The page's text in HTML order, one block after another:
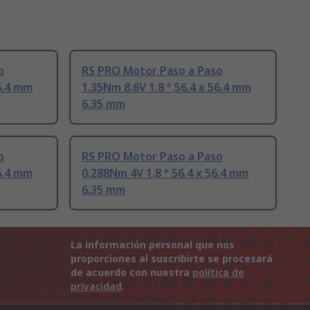
mm
RS PRO Motor Paso a Paso
1.35Nm 8.6V 1.8 ° 56.4 x 56.4 mm
6.35 mm
mm
RS PRO Motor Paso a Paso
0.288Nm 4V 1.8 ° 56.4 x 56.4 mm
6.35 mm
La información personal que nos
proporciones al suscribirte se procesará
de acuerdo con nuestra política de
privacidad.